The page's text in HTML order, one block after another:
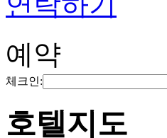
예약
체크인:
호텔지도